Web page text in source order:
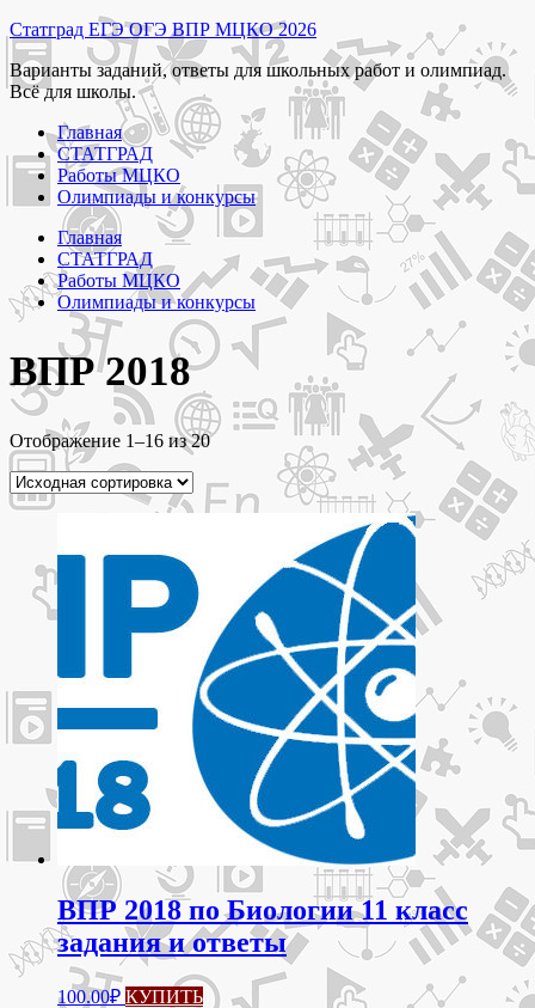
Перейти
к
содержимому
Статград ЕГЭ ОГЭ ВПР МЦКО 2026
Варианты заданий, ответы для школьных работ и олимпиад.
Всё для школы.
Главная
СТАТГРАД
Работы МЦКО
Олимпиады и конкурсы
Главная
СТАТГРАД
Работы МЦКО
Олимпиады и конкурсы
ВПР 2018
Отображение 1–16 из 20
ВПР 2018 по Биологии 11 класс
задания и ответы
100.00₽ КУПИТЬ